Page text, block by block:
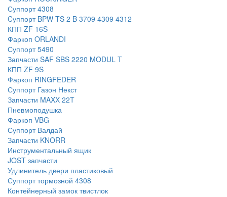
Суппорт 4308
Cуппорт BPW TS 2 B 3709 4309 4312
КПП ZF 16S
Фаркоп ORLANDI
Суппорт 5490
Запчасти SAF SBS 2220 MODUL T
КПП ZF 9S
Фаркоп RINGFEDER
Суппорт Газон Некст
Запчасти MAXX 22T
Пневмоподушка
Фаркоп VBG
Суппорт Валдай
Запчасти KNORR
Инструментальный ящик
JOST запчасти
Удлинитель двери пластиковый
Суппорт тормозной 4308
Контейнерный замок твистлок